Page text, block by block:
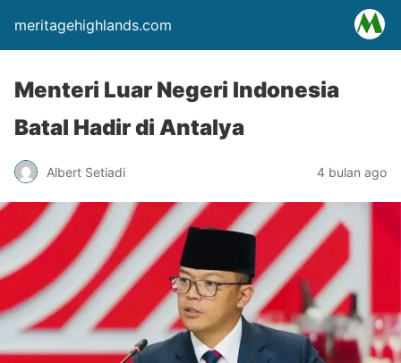
meritagehighlands.com
Menteri Luar Negeri Indonesia
Batal Hadir di Antalya
Albert Setiadi 4 bulan ago